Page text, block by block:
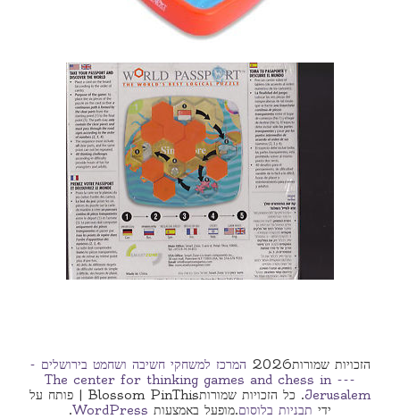
הזכויות שמורות2026
המרכז למשחקי חשיבה ושחמט בירושלים -
--- The center for thinking games and chess in
Jerusalem. כל הזכויות שמורות
Blossom PinThis | פותח על
ידי תבניות בלוסום.מופעל באמצעות WordPress
.